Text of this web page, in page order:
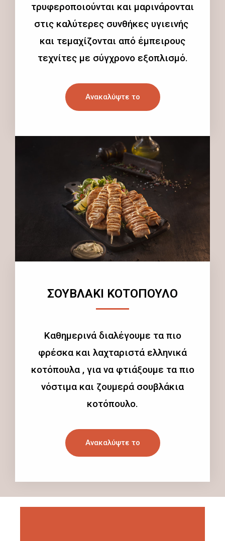
τρυφεροποιούνται και μαρινάρονται
στις καλύτερες συνθήκες υγιεινής
και τεμαχίζονται από έμπειρους
τεχνίτες με σύγχρονο εξοπλισμό.
Ανακαλύψτε το
ΣΟΥΒΛΑΚΙ ΚΟΤΟΠΟΥΛΟ
Καθημερινά διαλέγουμε τα πιο
φρέσκα και λαχταριστά ελληνικά
κοτόπουλα , για να φτιάξουμε τα πιο
νόστιμα και ζουμερά σουβλάκια
κοτόπουλο.
Ανακαλύψτε το